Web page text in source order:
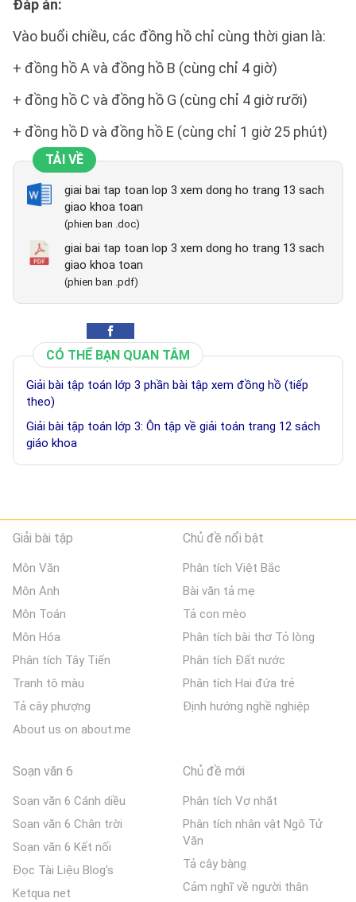
Đáp án:
Vào buổi chiều, các đồng hồ chỉ cùng thời gian là:
+ đồng hồ A và đồng hồ B (cùng chỉ 4 giờ)
+ đồng hồ C và đồng hồ G (cùng chỉ 4 giờ rưỡi)
+ đồng hồ D và đồng hồ E (cùng chỉ 1 giờ 25 phút)
TẢI VỀ
giai bai tap toan lop 3 xem dong ho trang 13 sach
giao khoa toan
(phien ban .doc)
giai bai tap toan lop 3 xem dong ho trang 13 sach
giao khoa toan
(phien ban .pdf)
CÓ THỂ BẠN QUAN TÂM
Giải bài tập toán lớp 3 phần bài tập xem đồng hồ (tiếp
theo)
Giải bài tập toán lớp 3: Ôn tập về giải toán trang 12 sách
giáo khoa
Giải bài tập
Môn Văn
Môn Anh
Môn Toán
Môn Hóa
Phân tích Tây Tiến
Tranh tô màu
Tả cây phượng
About us on about.me
Chủ đề nổi bật
Phân tích Việt Bắc
Bài văn tả mẹ
Tả con mèo
Phân tích bài thơ Tỏ lòng
Phân tích Đất nước
Phân tích Hai đứa trẻ
Định hướng nghề nghiệp
Soạn văn 6
Soạn văn 6 Cánh diều
Soạn văn 6 Chân trời
Soạn văn 6 Kết nối
Đọc Tài Liệu Blog's
Ketqua net
Chủ đề mới
Phân tích Vợ nhặt
Phân tích nhân vật Ngô Tử
Văn
Tả cây bàng
Cảm nghĩ về người thân